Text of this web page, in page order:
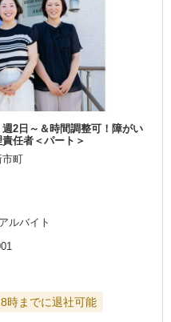
2日～＆時間調整可！障がい
任者＜パート＞
市町
ルバイト
時までに退社可能